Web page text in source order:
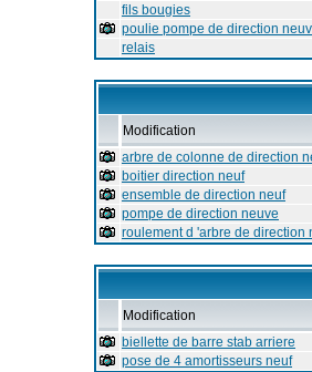
fils bougies
poulie pompe de direction
relais
Modification
arbre de colonne de direction
boitier direction neuf
ensemble de direction neuf
pompe de direction neuve
roulement d 'arbre de direction
Modification
biellette de barre stab arriere
pose de 4 amortisseurs neuf